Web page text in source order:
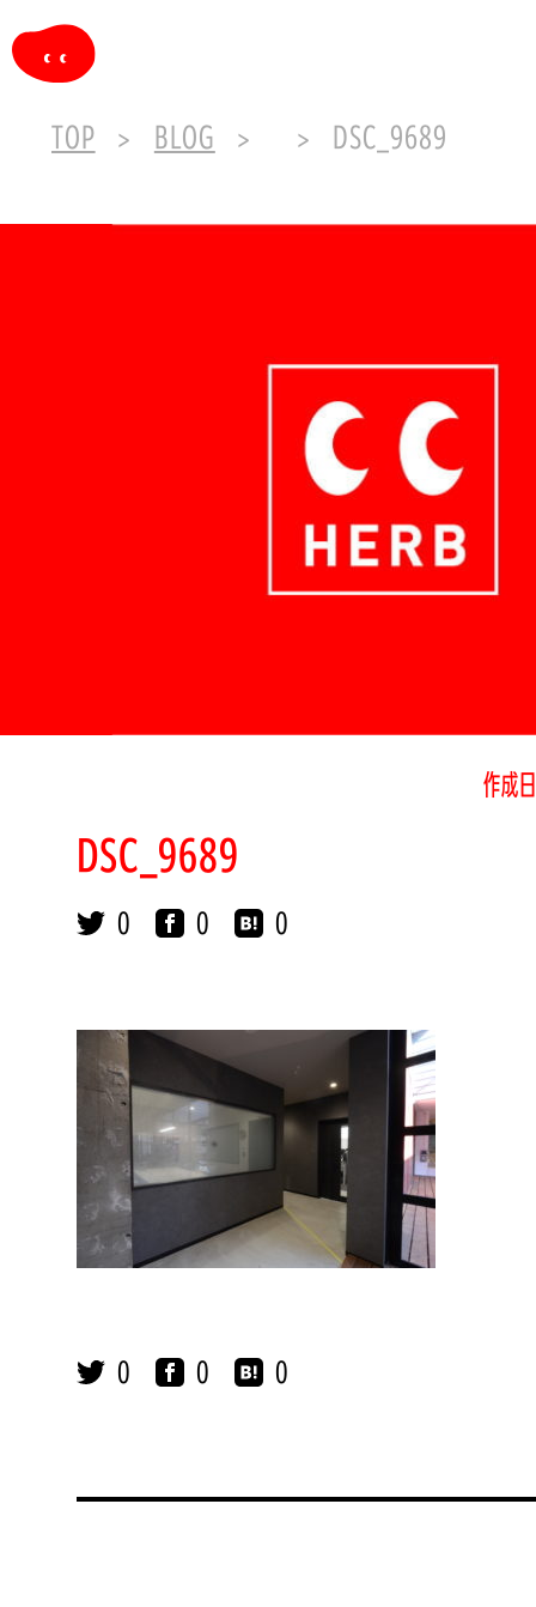
TOP BLOG DSC_9689
作成
DSC_9689
0 0 0
0 0 0